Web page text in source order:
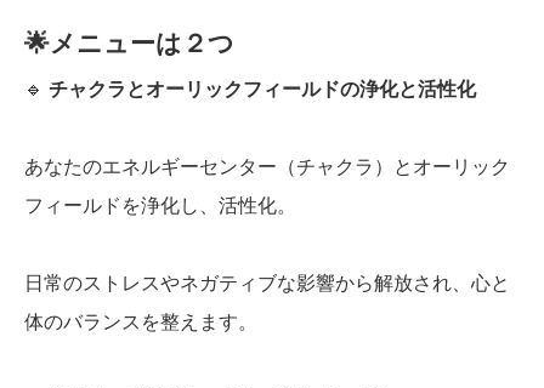
🌟メニューは２つ
🔹 チャクラとオーリックフィールドの浄化と活性化
あなたのエネルギーセンター（チャクラ）とオーリック
フィールドを浄化し、活性化。
日常のストレスやネガティブな影響から解放され、心と
体のバランスを整えます。